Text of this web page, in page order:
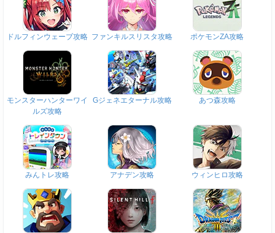
ドルフィンウェーブ攻略 ファンキルスリスタ攻略 ポケモンZA攻略
モンスターハンターワイ
ルズ攻略
Gジェネエターナル攻略 あつ森攻略
みんトレ攻略 アナデン攻略 ウィンヒロ攻略